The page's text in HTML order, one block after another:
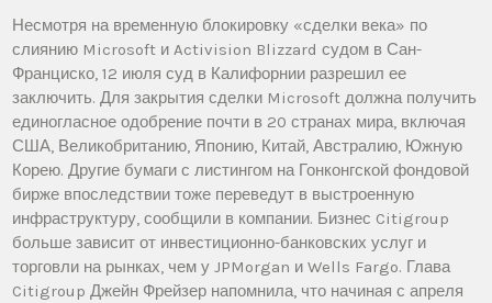
Несмотря на временную блокировку «сделки века» по
слиянию Microsoft и Activision Blizzard судом в Сан-
Франциско, 12 июля суд в Калифорнии разрешил ее
заключить. Для закрытия сделки Microsoft должна получить
единогласное одобрение почти в 20 странах мира, включая
США, Великобританию, Японию, Китай, Австралию, Южную
Корею. Другие бумаги с листингом на Гонконгской фондовой
бирже впоследствии тоже переведут в выстроенную
инфраструктуру, сообщили в компании. Бизнес Citigroup
больше зависит от инвестиционно-банковских услуг и
торговли на рынках, чем у JPMorgan и Wells Fargo. Глава
Citigroup Джейн Фрейзер напомнила, что начиная с апреля